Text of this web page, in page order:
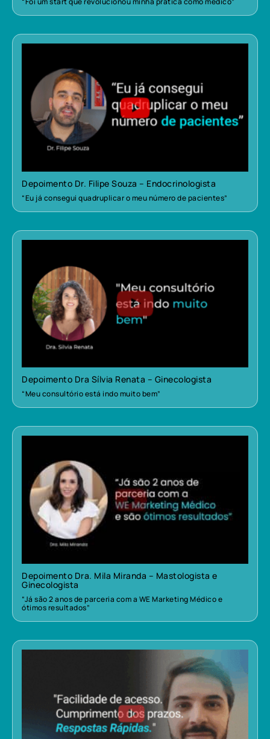
Depoimento Dr. Filipe Souza – Endocrinologista
“Eu já consegui quadruplicar o meu número de pacientes”
Depoimento Dra Sílvia Renata – Ginecologista
“Meu consultório está indo muito bem”
Depoimento Dra. Mila Miranda – Mastologista e
Ginecologista
“Já são 2 anos de parceria com a WE Marketing Médico e
ótimos resultados”